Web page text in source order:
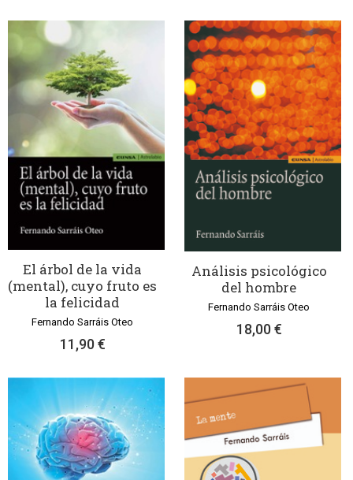
El árbol de la vida
(mental), cuyo fruto es
la felicidad
Fernando Sarráis Oteo
11,90 €
Análisis psicológico
del hombre
Fernando Sarráis Oteo
18,00 €